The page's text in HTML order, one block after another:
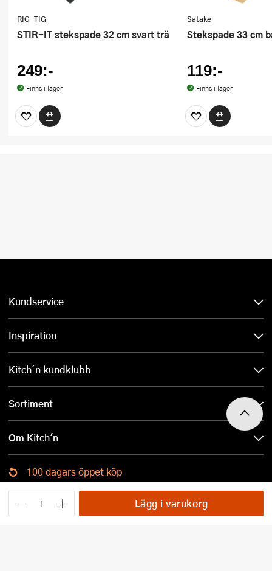
Lägg i varukorg
RIG-TIG
STIR-IT stekspade 32 cm svart trä
249:-
Finns i lager
Satake
Stekspade 33 cm
119:-
Finns i lager
Kundservice
Inspiration
Kitch´n kundklubb
Sortiment
Om Kitch'n
100 dagars öppet köp
Ladda ned Kitch´n-appen